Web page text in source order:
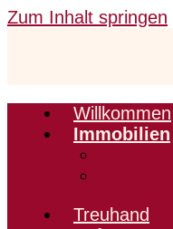
Zum Inhalt springen
Willkommen
Immobilien
Treuhand